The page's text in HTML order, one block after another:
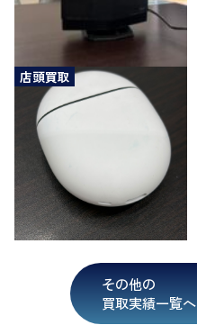
店頭買取
その他の
買取実績一覧へ